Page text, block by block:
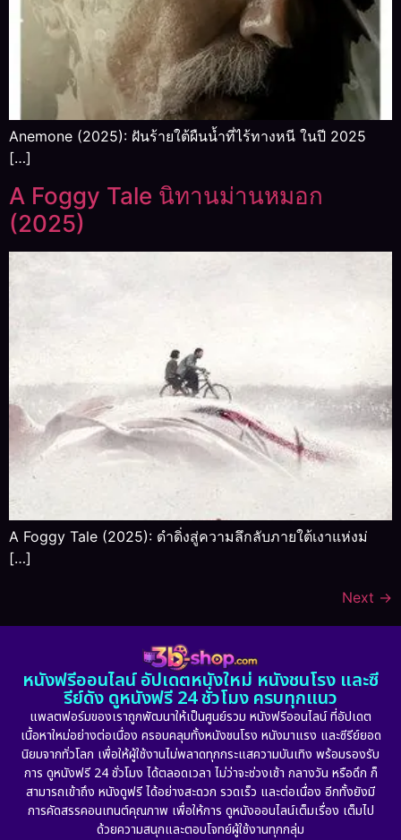
Anemone (2025): ฝันร้ายใต้ผืนน้ำที่ไร้ทางหนี ในปี 2025
[…]
A Foggy Tale นิทานม่านหมอก
(2025)
A Foggy Tale (2025): ดำดิ่งสู่ความลึกลับภายใต้เงาแห่งม่
[…]
Next →
หนังฟรีออนไลน์ อัปเดตหนังใหม่ หนังชนโรง และซี
รีย์ดัง ดูหนังฟรี 24 ชั่วโมง ครบทุกแนว
แพลตฟอร์มของเราถูกพัฒนาให้เป็นศูนย์รวม หนังฟรีออนไลน์ ที่อัปเดต
เนื้อหาใหม่อย่างต่อเนื่อง ครอบคลุมทั้งหนังชนโรง หนังมาแรง และซีรีย์ยอด
นิยมจากทั่วโลก เพื่อให้ผู้ใช้งานไม่พลาดทุกกระแสความบันเทิง พร้อมรองรับ
การ ดูหนังฟรี 24 ชั่วโมง ได้ตลอดเวลา ไม่ว่าจะช่วงเช้า กลางวัน หรือดึก ก็
สามารถเข้าถึง หนังดูฟรี ได้อย่างสะดวก รวดเร็ว และต่อเนื่อง อีกทั้งยังมี
การคัดสรรคอนเทนต์คุณภาพ เพื่อให้การ ดูหนังออนไลน์เต็มเรื่อง เต็มไป
ด้วยความสนุกและตอบโจทย์ผู้ใช้งานทุกกลุ่ม